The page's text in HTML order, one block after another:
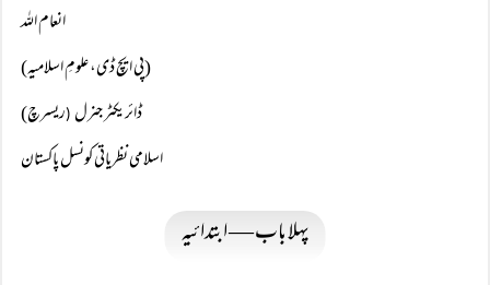
انعام اللہ
(پی ایچ ڈی، علومِ اسلامیہ)
ڈائریکٹر جنرل (ریسرچ)
اسلامی نظریاتی کونسل پاکستان
پہلا باب — ابتدائیہ